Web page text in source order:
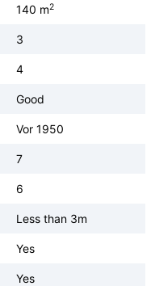
140 m2
3
4
Good
Vor 1950
7
6
Less than 3m
Yes
Yes